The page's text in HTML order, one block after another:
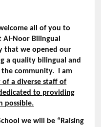
all of you to
Al-Noor Bilingual
that we opened our
a quality bilingual and
the community. I am
a diverse staff of
to providing
possible.
we will be “Raising